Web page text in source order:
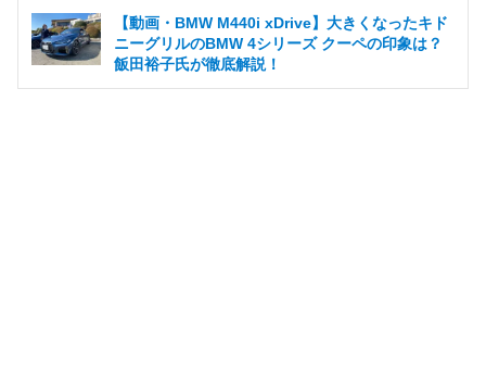
【動画・BMW M440i xDrive】大きくなったキド
ニーグリルのBMW 4シリーズ クーペの印象は？
飯田裕子氏が徹底解説！